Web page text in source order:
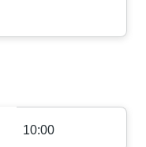
10:00